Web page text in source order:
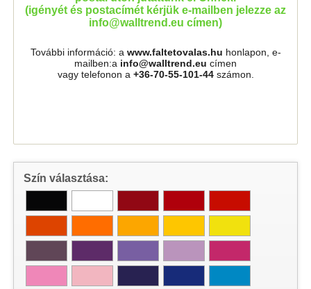
(igényét és postacímét kérjük e-mailben jelezze az
info@walltrend.eu címen)
További információ: a www.faltetovalas.hu honlapon, e-
mailben:a info@walltrend.eu címen
vagy telefonon a +36-70-55-101-44 számon.
Szín választása: